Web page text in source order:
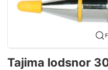
Tajima lodsnor